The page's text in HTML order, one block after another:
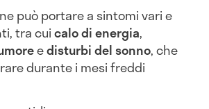
può portare a sintomi vari e
tra cuicalo di energia,
edisturbi del sonno, che
durante i mesi freddi